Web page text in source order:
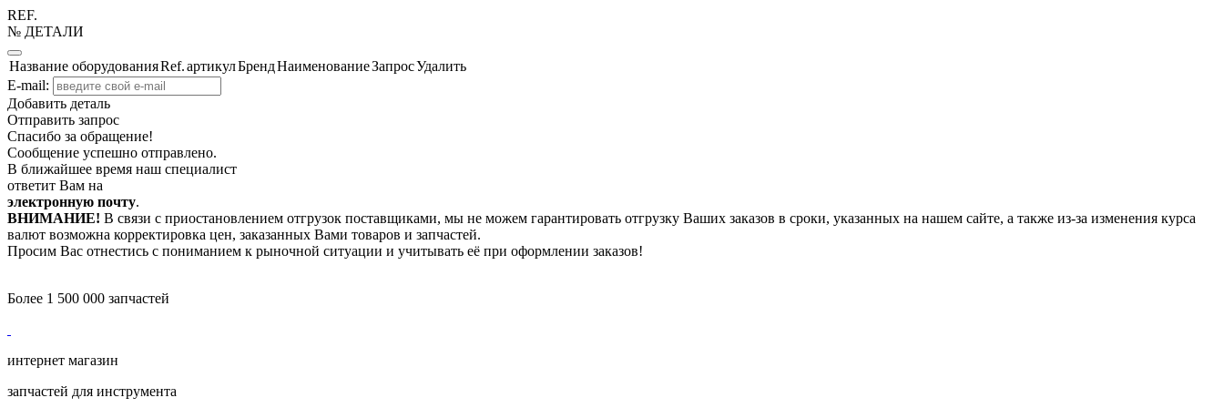
REF.
№ ДЕТАЛИ
Название оборудованияRef.артикулБрендНаименованиеЗапросУдалить
E-mail:
Добавить деталь
Отправить запрос
Спасибо за обращение!
Сообщение успешно отправлено.
В ближайшее время наш специалист
ответит Вам на
электронную почту.
ВНИМАНИЕ! В связи с приостановлением отгрузок поставщиками, мы не можем гарантировать отгрузку Ваших заказов в сроки, указанных на нашем сайте, а также из-за изменения курса
валют возможна корректировка цен, заказанных Вами товаров и запчастей.
Просим Вас отнестись с пониманием к рыночной ситуации и учитывать её при оформлении заказов!
Более 1 500 000 запчастей
интернет магазин
запчастей для инструмента